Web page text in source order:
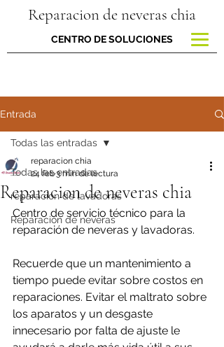
Reparacion de neveras chia
CENTRO DE SOLUCIONES
Entrada
Todas las entradas
reparacion de lavadoras
Reparación de neveras
Todas las entradas
Reparacion de neveras chia
reparacion chia
24 feb3 min de lectura
Centro de servicio técnico para la
reparación de neveras y lavadoras.
Recuerde que un mantenimiento a
tiempo puede evitar sobre costos en
reparaciones. Evitar el maltrato sobre
los aparatos y un desgaste
innecesario por falta de ajuste le